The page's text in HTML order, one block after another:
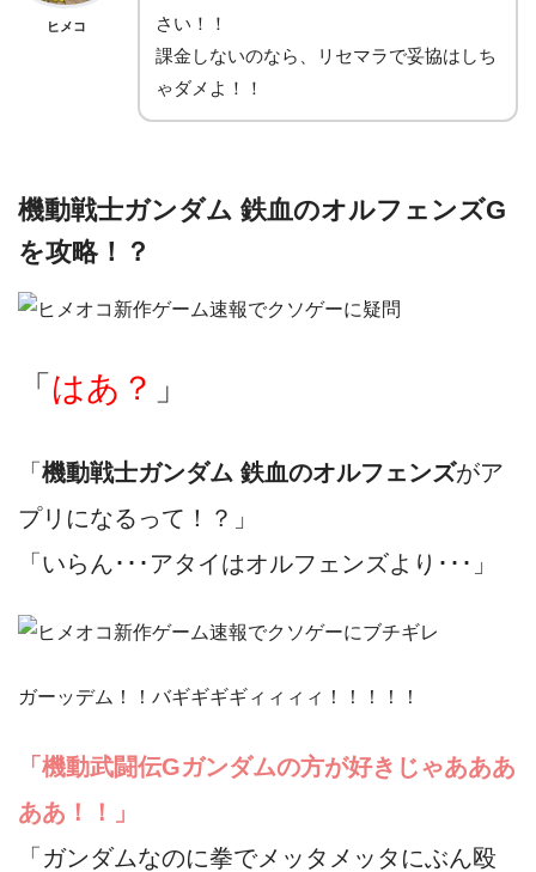
ヒメコ
さい！！
課金しないのなら、リセマラで妥協はしち
ゃダメよ！！
機動戦士ガンダム 鉄血のオルフェンズG
を攻略！？
「 はあ？ 」
「機動戦士ガンダム 鉄血のオルフェンズがア
プリになるって！？」
「いらん･･･アタイはオルフェンズより･･･」
ガーッデム！！バギギギギィィィィ！！！！！
「機動武闘伝Gガンダムの方が好きじゃあああ
ああ！！」
「ガンダムなのに拳でメッタメッタにぶん殴